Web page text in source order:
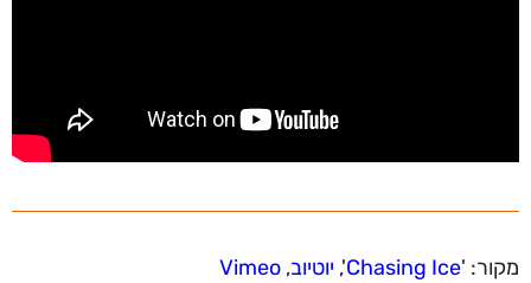
מקור: 'Chasing Ice
', יוטיוב,
Vimeo